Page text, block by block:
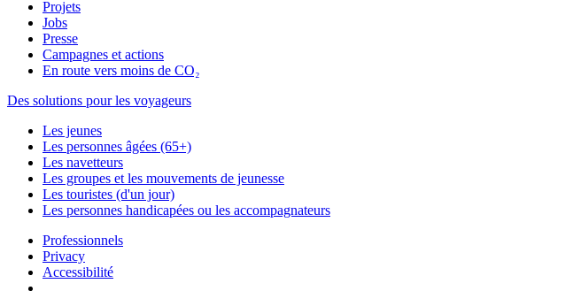
Projets
Jobs
Presse
Campagnes et actions
En route vers moins de CO₂
Des solutions pour les voyageurs
Les jeunes
Les personnes âgées (65+)
Les navetteurs
Les groupes et les mouvements de jeunesse
Les touristes (d'un jour)
Les personnes handicapées ou les accompagnateurs
Professionnels
Privacy
Accessibilité